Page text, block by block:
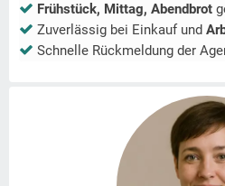
Frühstück, Mittag, Abendbrot
Zuverlässig bei Einkauf und
Schnelle Rückmeldung der